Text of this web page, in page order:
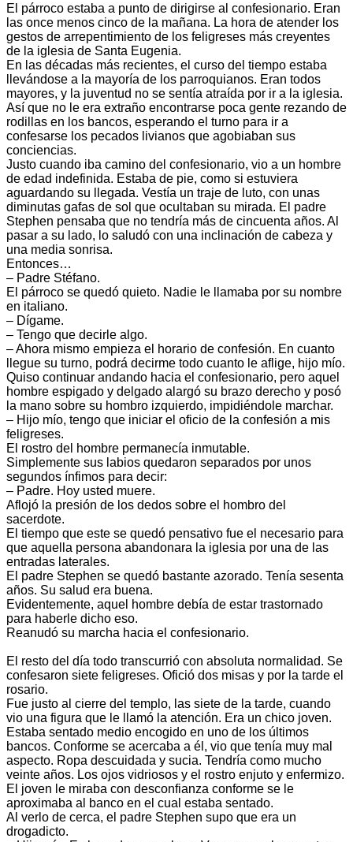
El párroco estaba a punto de dirigirse al confesionario. Eran
las once menos cinco de la mañana. La hora de atender los
gestos de arrepentimiento de los feligreses más creyentes
de la iglesia de Santa Eugenia.
En las décadas más recientes, el curso del tiempo estaba
llevándose a la mayoría de los parroquianos. Eran todos
mayores, y la juventud no se sentía atraída por ir a la iglesia.
Así que no le era extraño encontrarse poca gente rezando de
rodillas en los bancos, esperando el turno para ir a
confesarse los pecados livianos que agobiaban sus
conciencias.
Justo cuando iba camino del confesionario, vio a un hombre
de edad indefinida. Estaba de pie, como si estuviera
aguardando su llegada. Vestía un traje de luto, con unas
diminutas gafas de sol que ocultaban su mirada. El padre
Stephen pensaba que no tendría más de cincuenta años. Al
pasar a su lado, lo saludó con una inclinación de cabeza y
una media sonrisa.
Entonces…
– Padre Stéfano.
El párroco se quedó quieto. Nadie le llamaba por su nombre
en italiano.
– Dígame.
– Tengo que decirle algo.
– Ahora mismo empieza el horario de confesión. En cuanto
llegue su turno, podrá decirme todo cuanto le aflige, hijo mío.
Quiso continuar andando hacia el confesionario, pero aquel
hombre espigado y delgado alargó su brazo derecho y posó
la mano sobre su hombro izquierdo, impidiéndole marchar.
– Hijo mío, tengo que iniciar el oficio de la confesión a mis
feligreses.
El rostro del hombre permanecía inmutable.
Simplemente sus labios quedaron separados por unos
segundos ínfimos para decir:
– Padre. Hoy usted muere.
Aflojó la presión de los dedos sobre el hombro del
sacerdote.
El tiempo que este se quedó pensativo fue el necesario para
que aquella persona abandonara la iglesia por una de las
entradas laterales.
El padre Stephen se quedó bastante azorado. Tenía sesenta
años. Su salud era buena.
Evidentemente, aquel hombre debía de estar trastornado
para haberle dicho eso.
Reanudó su marcha hacia el confesionario.
El resto del día todo transcurrió con absoluta normalidad. Se
confesaron siete feligreses. Ofició dos misas y por la tarde el
rosario.
Fue justo al cierre del templo, las siete de la tarde, cuando
vio una figura que le llamó la atención. Era un chico joven.
Estaba sentado medio encogido en uno de los últimos
bancos. Conforme se acercaba a él, vio que tenía muy mal
aspecto. Ropa descuidada y sucia. Tendría como mucho
veinte años. Los ojos vidriosos y el rostro enjuto y enfermizo.
El joven le miraba con desconfianza conforme se le
aproximaba al banco en el cual estaba sentado.
Al verlo de cerca, el padre Stephen supo que era un
drogadicto.